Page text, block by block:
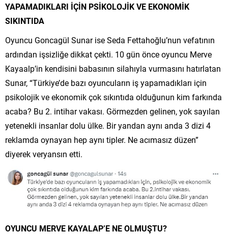
YAPAMADIKLARI İÇİN PSİKOLOJİK VE EKONOMİK
SIKINTIDA
Oyuncu Goncagül Sunar ise Seda Fettahoğlu’nun vefatının
ardından işsizliğe dikkat çekti. 10 gün önce oyuncu Merve
Kayaalp’in kendisini babasının silahıyla vurmasını hatırlatan
Sunar, “Türkiye’de bazı oyuncuların iş yapamadıkları için
psikolojik ve ekonomik çok sıkıntıda olduğunun kim farkında
acaba? Bu 2. intihar vakası. Görmezden gelinen, yok sayılan
yetenekli insanlar dolu ülke. Bir yandan aynı anda 3 dizi 4
reklamda oynayan hep aynı tipler. Ne acımasız düzen”
diyerek veryansın etti.
OYUNCU MERVE KAYALAP’E NE OLMUŞTU?